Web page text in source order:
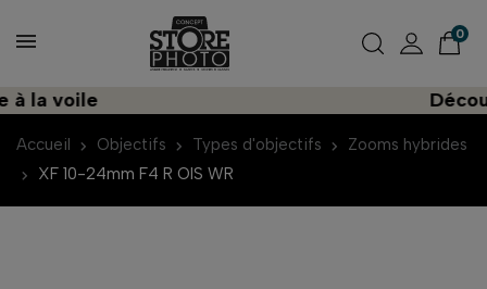
0
voile
Accueil Objectifs Types d'objectifs
Zooms hybrides
XF 10-24mm F4 R OIS WR